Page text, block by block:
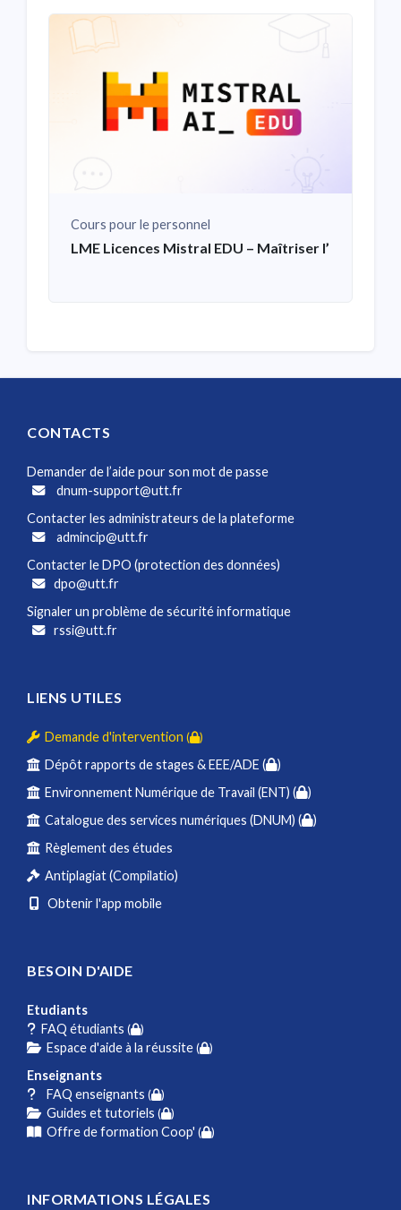
Cours pour le personnel
LME Licences Mistral EDU – Maîtriser l’IA
CONTACTS
Demander de l’aide pour son mot de passe
dnum-support@utt.fr
Contacter les administrateurs de la plateforme
admincip@utt.fr
Contacter le DPO (protection des données)
dpo@utt.fr
Signaler un problème de sécurité informatique
rssi@utt.fr
LIENS UTILES
Demande d'intervention ( )
Dépôt rapports de stages & EEE/ADE (
)
Environnement Numérique de Travail (ENT) (
)
Catalogue des services numériques (DNUM) (
)
Règlement des études
Antiplagiat (Compilatio)
Obtenir l'app mobile
BESOIN D'AIDE
Etudiants
FAQ étudiants ( )
Espace d'aide à la réussite( )
Enseignants
FAQ enseignants ( )
Guides et tutoriels ( )
Offre de formation Coop' ( )
INFORMATIONS LÉGALES